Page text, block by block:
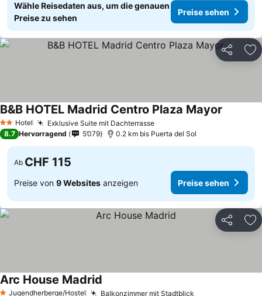
Wähle Reisedaten aus, um die genauen
Preise zu sehen
Preise sehen
Teilen
2 Sterne
Hotel Exklusive Suite mit DachterrassePreise sehen
B&B HOTEL Madrid Centro Plaza Mayor
8.7 Hervorragend 5’079 0.2 km bis Puerta del Sol
Ab CHF 115
Preise von 9 Websites anzeigen Preise sehen
Teilen
Jugendherberge/Hostel Balkonzimmer mit Stadtblick
Arc House Madrid